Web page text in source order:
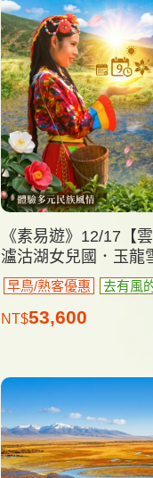
《素易遊》12/17【
瀘沽湖女兒國．玉龍
早鳥/熟客優惠 去有風
NT$53,600